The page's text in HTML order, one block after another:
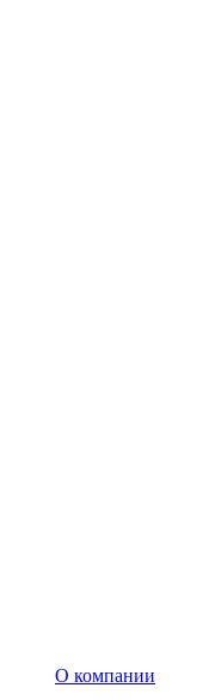
О компании